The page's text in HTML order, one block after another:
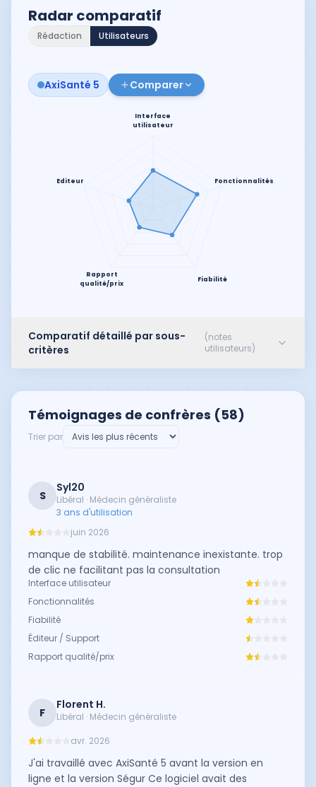
Radar comparatif
Rédaction Utilisateurs
AxiSanté 5 Comparer
Interface
utilisateur
Fonctionnalités
Fiabilité
Rapport
qualité/prix
Editeur
Comparatif détaillé par sous-
critères
(notes
utilisateurs)
Témoignages de confrères (58)
Trier par
S
Syl20
Libéral · Médecin généraliste
3 ans d'utilisation
juin 2026
manque de stabilité. maintenance inexistante. trop
de clic ne facilitant pas la consultation
Interface utilisateur
Fonctionnalités
Fiabilité
Éditeur / Support
Rapport qualité/prix
F
Florent H.
Libéral · Médecin généraliste
avr. 2026
J'ai travaillé avec AxiSanté 5 avant la version en
ligne et la version Ségur Ce logiciel avait des